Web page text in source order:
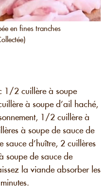
en fines tranches
1/2 cuillère à soupe
à soupe d’ail haché,
1/2 cuillère à
à soupe de sauce de
sauce d’huître, 2 cuillères
soupe de sauce de
la viande absorber les